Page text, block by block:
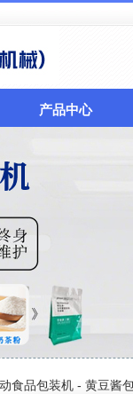
产品中心
食品包装机 - 黄豆酱